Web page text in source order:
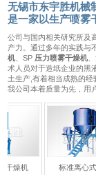
无锡市东宇胜机械
是一家以生产喷雾
公司与国内相关研究所及
产力。通过多年的实践与
机 、SP 压力喷雾干燥机
术人员对于造纸企业的黑
土生产,有着相当成熟的
我公司本着质量为先，用
机 标准离心式干